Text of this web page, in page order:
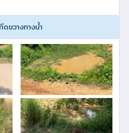
ขวางทางน้ำ